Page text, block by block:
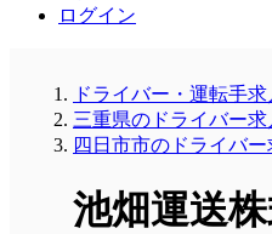
ログイン
ドライバー・運転手求
三重県のドライバー求
四日市市のドライバー
池畑運送